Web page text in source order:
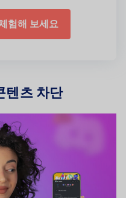
험해 보세요
텐츠 차단